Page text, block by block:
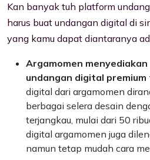
Kan banyak tuh platform
harus buat undangan digital di
yang kamu dapat diantaranya
Argamomen
undangan digital
digital dari argamomen
berbagai selera desain
terjangkau, mulai dari 50
digital argamomen juga
namun tetap mudah cara